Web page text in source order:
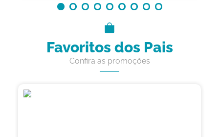
Favoritos dos Pais
Confira as promoções